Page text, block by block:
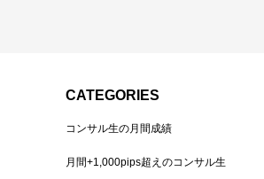
CATEGORIES
コンサル生の月間成績
月間+1,000pips超えのコンサル生